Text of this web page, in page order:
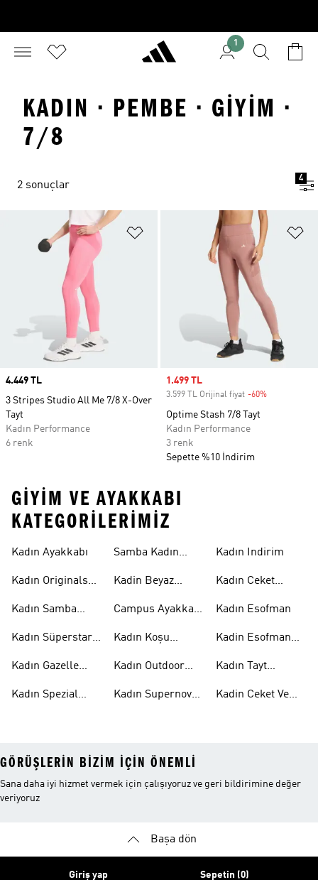
1
KADIN · PEMBE · GIYIM ·
7/8
2 sonuçlar
4
Favori Listesine Ekle
Price
4.449 TL
3 Stripes Studio All Me 7/8 X-Over
Tayt
Kadın Performance
6 renk
Sale price
1.499 TL
3.599 TL Orijinal fiyat -60%
Optime Stash 7/8 Tayt
Kadın Performance
3 renk
Sepette %10 İndirim
GIYIM VE AYAKKABI
KATEGORILERIMIZ
Kadın Ayakkabı
Kadın Originals
Kadın Samba
Kadın Süperstar
Kadın Gazelle
Kadın Spezial
Samba Kadın
Kadin Beyaz
Campus Ayakkabı
Kadın Koşu
Kadın Outdoor
Kadın Supernova
Kadın Indirim
Kadın Ceket
Kadın Esofman
Kadin Esofman
Kadın Tayt
Kadin Ceket Ve
GÖRÜŞLERIN BIZIM IÇIN ÖNEMLI
Sana daha iyi hizmet vermek için çalışıyoruz ve geri bildirimine değer
veriyoruz
Başa dön
Giriş yap Sepetin (0)